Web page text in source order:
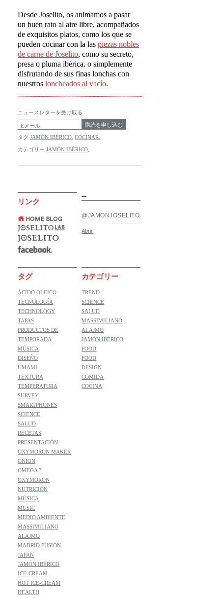
Desde Joselito, os animamos a pasar
un buen rato al aire libre, acompañados
de exquisitos platos, como los que se
pueden cocinar con la laspiezas nobles
de carne de Joselito, como su secreto,
presa o pluma ibérica, o simplemente
disfrutando de sus finas lonchas con
nuestrosloncheados al vacío.
ニュースレターを受け取る
購読を申し込む
タグJAMÓN IBÉRICO ,COCINAR
カテゴリーJAMÓN IBÉRICO
--
リンク
@JAMONJOSELITO
Abrir
タグ
ÁCIDO OLEICO
TECNOLOGÍA
TECHNOLOGY
TAPAS
PRODUCTOS DE
TEMPORADA
MÚSICA
DISEÑO
UMAMI
TEXTURA
TEMPERATURA
SURVEY
SMARTPHONES
SCIENCE
SALUD
RECETAS
PRESENTACIÓN
OXYMORON MAKER
ONION
OMEGA 3
OXYMORON
NUTRICIÓN
MÚSICA
MUSIC
MEDIO AMBIENTE
MASSIMILIANO
ALAJMO
MADRID FUSIÓN
JAPAN
JAMÓN IBÉRICO
ICE-CREAM
HOT ICE-CREAM
HEALTH
カテゴリー
TREND
SCIENCE
SALUD
MASSIMILIANO
ALAJMO
JAMÓN IBÉRICO
FOOD
FOOD
DESIGN
COMIDA
COCINA